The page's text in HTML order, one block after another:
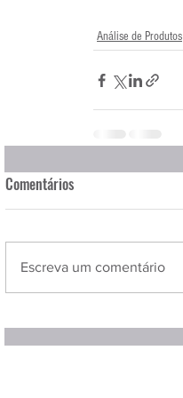
Análise de Produtos
Comentários
Escreva um comentário